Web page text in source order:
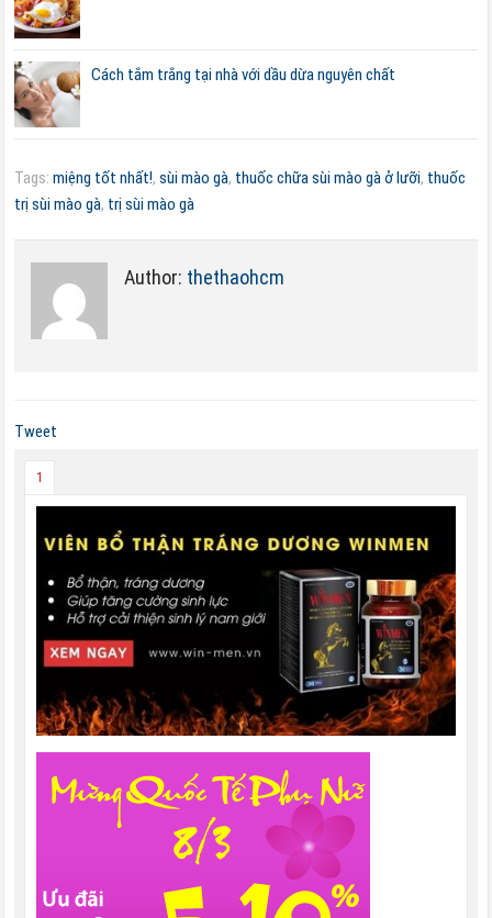
Cách tắm trắng tại nhà với dầu dừa nguyên chất
Tags:miệng tốt nhất!,sùi mào gà, thuốc chữa sùi mào gà ở lưỡi, thuốc
trị sùi mào gà, trị sùi mào gà
Author: thethaohcm
Tweet
1